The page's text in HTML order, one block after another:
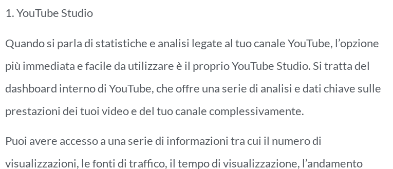
1. YouTube Studio
Quando si parla di statistiche e analisi legate al tuo canale YouTube, l’opzione
più immediata e facile da utilizzare è il proprio YouTube Studio. Si tratta del
dashboard interno di YouTube, che offre una serie di analisi e dati chiave sulle
prestazioni dei tuoi video e del tuo canale complessivamente.
Puoi avere accesso a una serie di informazioni tra cui il numero di
visualizzazioni, le fonti di traffico, il tempo di visualizzazione, l’andamento